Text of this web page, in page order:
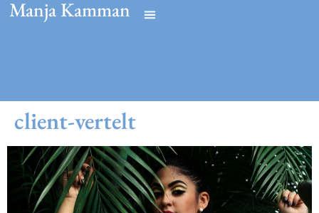
Manja Kamman
client-vertelt